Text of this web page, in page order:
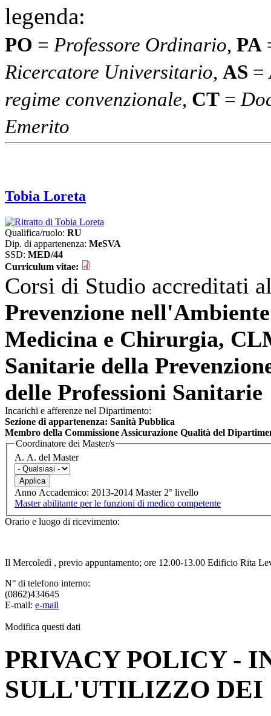
legenda:
PO = Professore Ordinario, PA
Ricercatore Universitario, AS =
regime convenzionale, CT =
Emerito
Tobia Loreta
Qualifica/ruolo: RU
Dip. di appartenenza: MeSVA
SSD: MED/44
Curriculum vitae:
Corsi di Studio accreditati
Prevenzione
Medicina e Chirurgia,
Sanitarie della
delle Professioni Sanitarie
Incarichi e afferenze nel Dipartimento:
Sezione di appartenenza: Sanità Pubblica
Membro della Commissione Assicurazione Qualità del
Coordinatore dei Master/s
A. A. del Master
Anno Accademico: 2013-2014 Master 2° livello
Master abilitante per le funzioni di medico competente
Orario e luogo di ricevimento:
Il Mercoledì , previo appuntamento; ore 12.00-13.00 Edificio Rita
N° di telefono interno:
(0862)434645
E-mail: e-mail
Modifica questi dati
PRIVACY POLICY -
SULL'UTILIZZO DEI